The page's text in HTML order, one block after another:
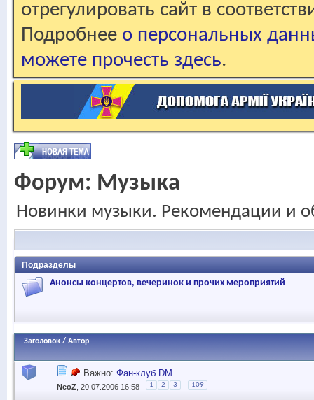
отрегулировать сайт в
Подробнее о персональных
можете прочесть здесь.
Форум: Музыка
Новинки музыки. Рекомендации и
Подразделы
Анонсы концертов, вечеринок и прочих мероприятий
Заголовок / Автор
Важно: Фан-клуб DM
NeoZ , 20.07.2006 16:58 1 2 3 109